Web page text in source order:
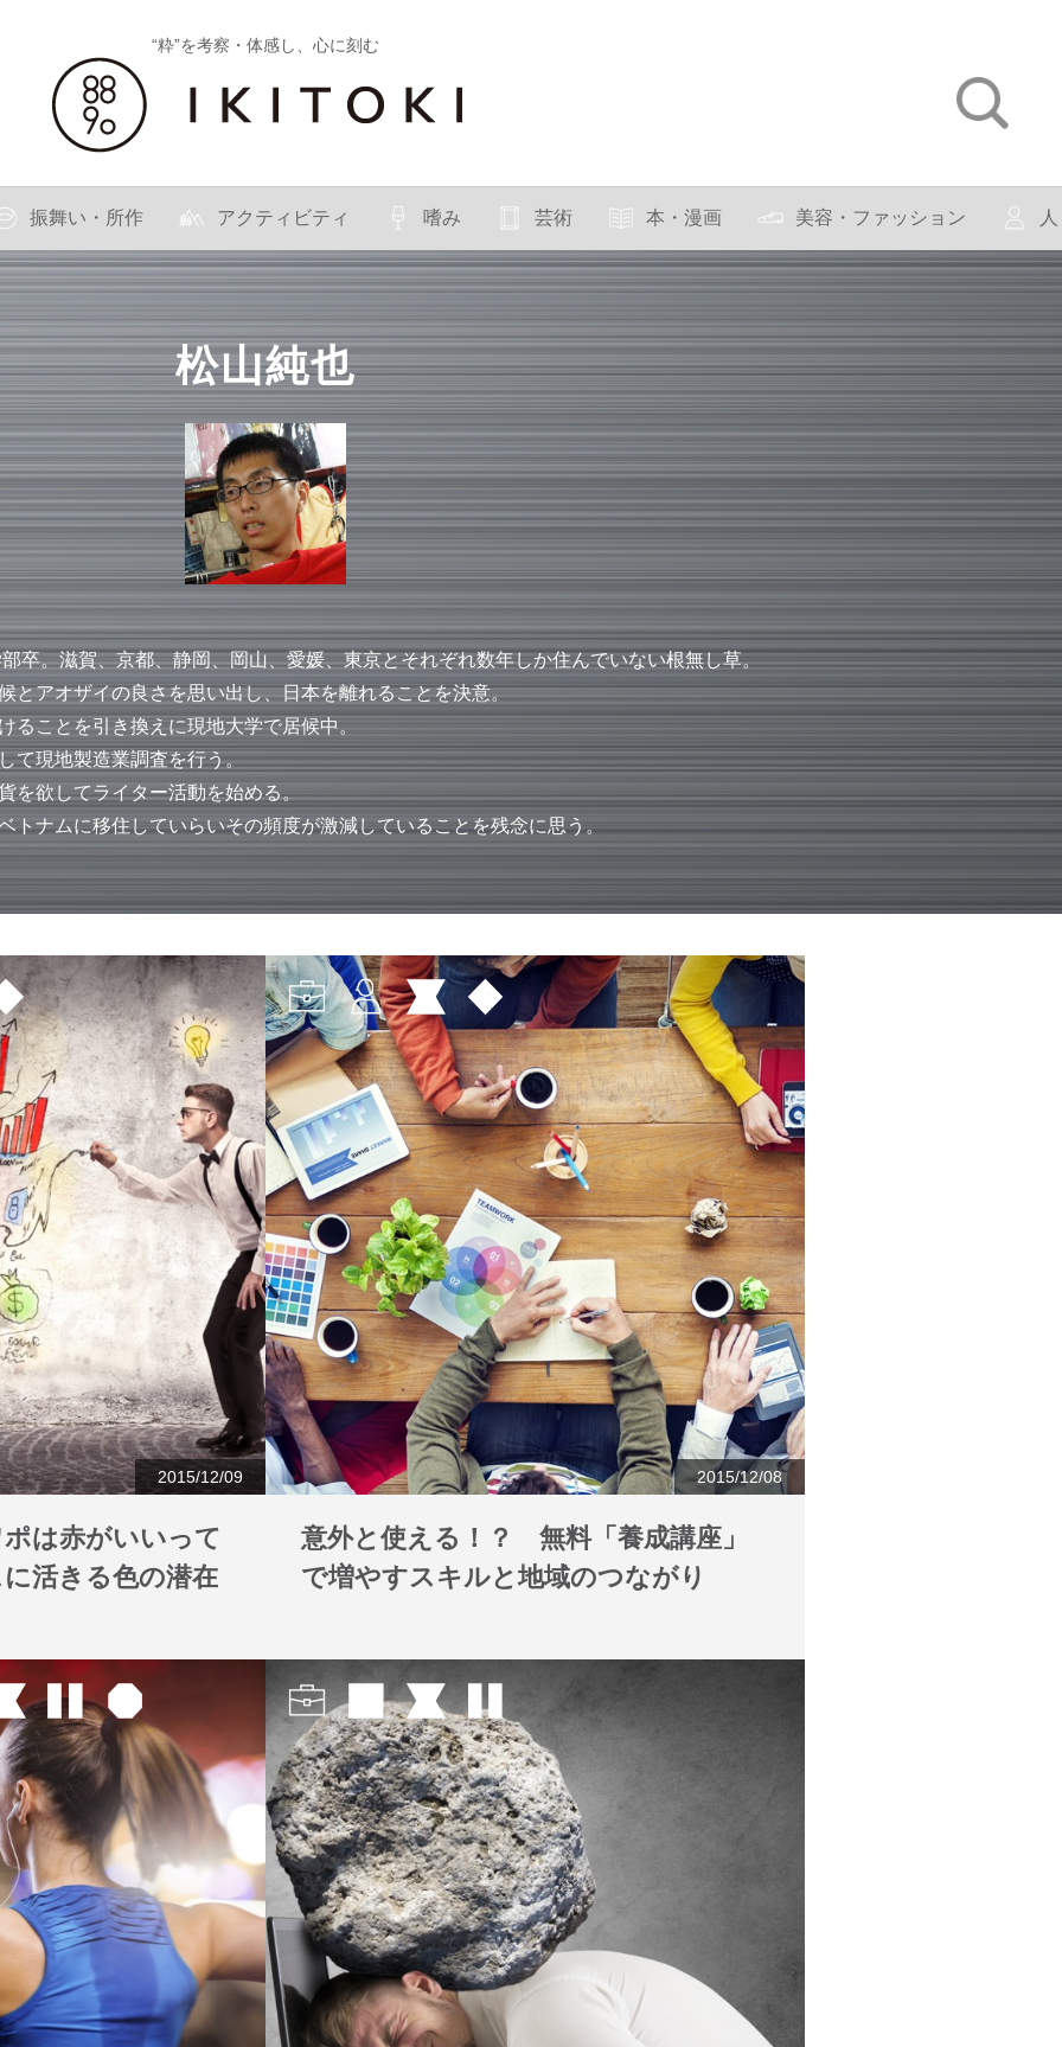
“粋”を考察・体感し、心に刻む
振舞い・所作 アクティビティ 嗜み 芸術 本・漫画 美容・ファッション 人
松山純也
卒。滋賀、京都、静岡、岡山、愛媛、東京とそれぞれ数年しか住んでいない根無し草。
とアオザイの良さを思い出し、日本を離れることを決意。
ることを引き換えに現地大学で居候中。
て現地製造業調査を行う。
を欲してライター活動を始める。
トナムに移住していらいその頻度が激減していることを残念に思う。
2015/12/09
は赤がいいって
活きる色の潜在
2015/12/08
意外と使える！？ 無料「養成講座」
で増やすスキルと地域のつながり